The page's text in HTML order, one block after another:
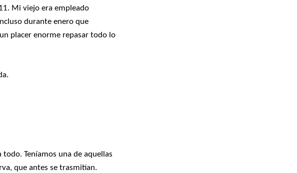
Serrat, Fabián Canobbio, Yuri Jakimczuk, Agustín Montemuiño
Serrat, Fabián Canobbio, Yuri Jakimczuk, Agustín Montemuiño
Mi viejo era empleado
durante enero que
placer enorme repasar todo lo
Teníamos una de aquellas
que antes se trasmitían.